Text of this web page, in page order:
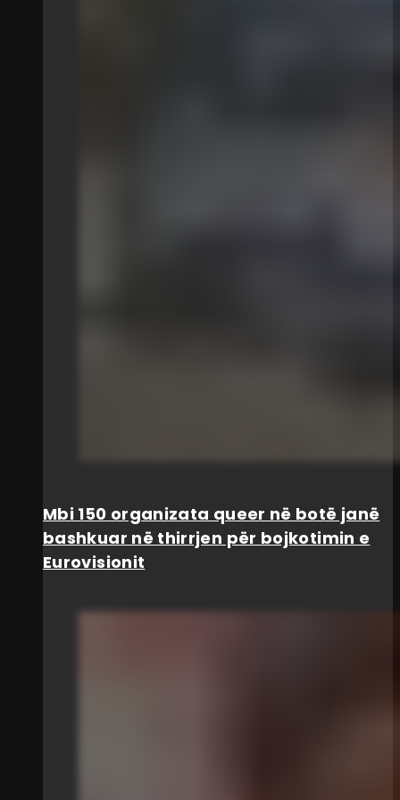
Mbi 150 organizata queer në botë janë
bashkuar në thirrjen për bojkotimin e
Eurovisionit